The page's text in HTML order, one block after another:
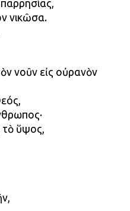
νικῶσα.
νοῦν εἰς οὐρανὸν
τὸ ὕψος,